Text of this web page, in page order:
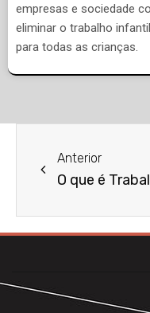
empresas e sociedade
eliminar o trabalho
para todas as crianças.
Anterior